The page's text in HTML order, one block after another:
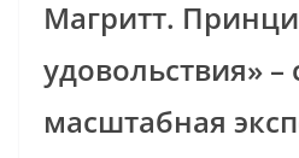
Магритт.
удовольствия» –
масштабная